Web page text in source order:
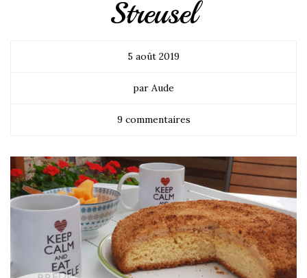
Streusel
5 août 2019
par Aude
9 commentaires